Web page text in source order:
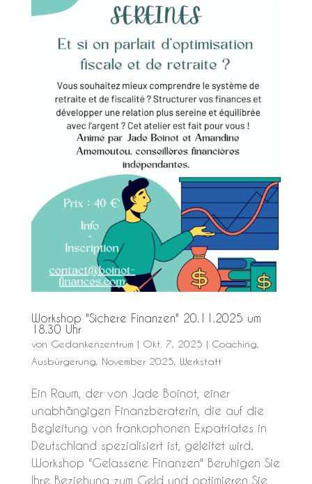
Workshop "Sichere Finanzen" 20.11.2025 um
18.30 Uhr
von Gedankenzentrum | Okt. 7, 2025 | Coaching,
Ausbürgerung, November 2025, Werkstatt
Ein Raum, der von Jade Boinot, einer
unabhängigen Finanzberaterin, die auf die
Begleitung von frankophonen Expatriates in
Deutschland spezialisiert ist, geleitet wird.
Workshop "Gelassene Finanzen" Beruhigen Sie
Ihre Beziehung zum Geld und optimieren Sie